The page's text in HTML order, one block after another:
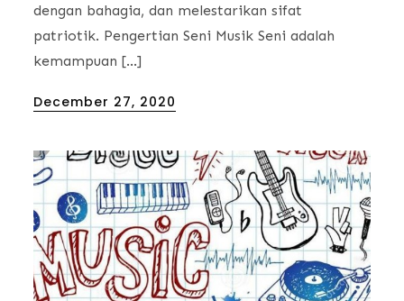
dengan bahagia, dan melestarikan sifat
patriotik. Pengertian Seni Musik Seni adalah
kemampuan […]
Posted
December 27, 2020